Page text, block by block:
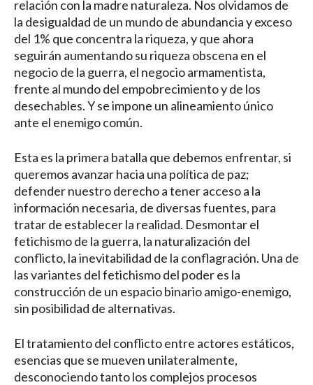
relación con la madre naturaleza. Nos olvidamos de
la desigualdad de un mundo de abundancia y exceso
del 1% que concentra la riqueza, y que ahora
seguirán aumentando su riqueza obscena en el
negocio de la guerra, el negocio armamentista,
frente al mundo del empobrecimiento y de los
desechables. Y se impone un alineamiento único
ante el enemigo común.
Esta es la primera batalla que debemos enfrentar, si
queremos avanzar hacia una política de paz;
defender nuestro derecho a tener acceso a la
información necesaria, de diversas fuentes, para
tratar de establecer la realidad. Desmontar el
fetichismo de la guerra, la naturalización del
conflicto, la inevitabilidad de la conflagración. Una de
las variantes del fetichismo del poder es la
construcción de un espacio binario amigo-enemigo,
sin posibilidad de alternativas.
El tratamiento del conflicto entre actores estáticos,
esencias que se mueven unilateralmente,
desconociendo tanto los complejos procesos